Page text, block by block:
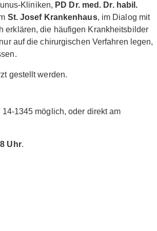
Kliniken, PD Dr. med. Dr. habil.
St. Josef Krankenhaus, im Dialog mit
erklären, die häufigen Krankheitsbilder
auf die chirurgischen Verfahren legen,
gestellt werden.
1345 möglich, oder direkt am
Uhr.